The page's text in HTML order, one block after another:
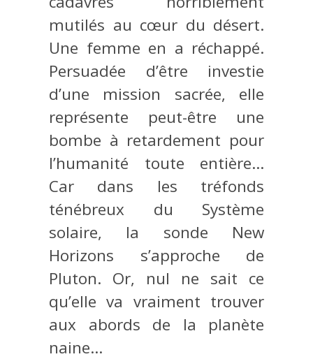
mutilés au cœur du désert.
Une femme en a réchappé.
Persuadée d’être investie
d’une mission sacrée, elle
représente peut-être une
bombe à retardement pour
l’humanité toute entière…
Car dans les tréfonds
ténébreux du Système
solaire, la sonde New
Horizons s’approche de
Pluton. Or, nul ne sait ce
qu’elle va vraiment trouver
aux abords de la planète
naine…